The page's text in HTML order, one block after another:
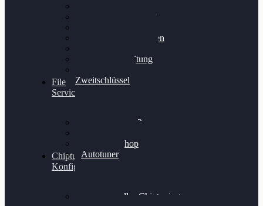
Getriebeoptimierung
Bremsscheiben planen
Felgenaufbereitung
Zweitschlüssel
File
Service
Alientech Kess3
Alientech Shop
Autotuner
Chiptuning
Konfigurator
Professionelles Chiptuning